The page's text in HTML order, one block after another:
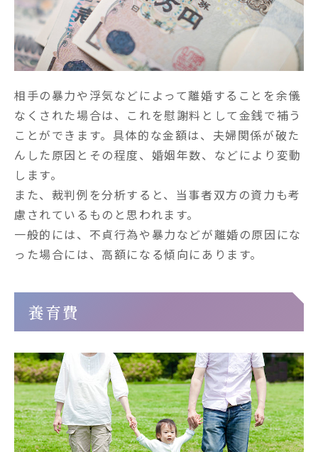
相手の暴力や浮気などによって離婚することを余儀
なくされた場合は、これを慰謝料として金銭で補う
ことができます。具体的な金額は、夫婦関係が破た
んした原因とその程度、婚姻年数、などにより変動
します。
また、裁判例を分析すると、当事者双方の資力も考
慮されているものと思われます。
一般的には、不貞行為や暴力などが離婚の原因にな
った場合には、高額になる傾向にあります。
養育費